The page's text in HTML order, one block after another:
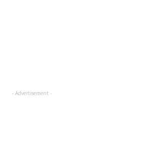
- Advertisement -